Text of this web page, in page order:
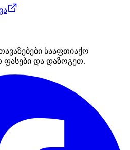
სააფთიაქო
ფასები და დაზოგეთ.